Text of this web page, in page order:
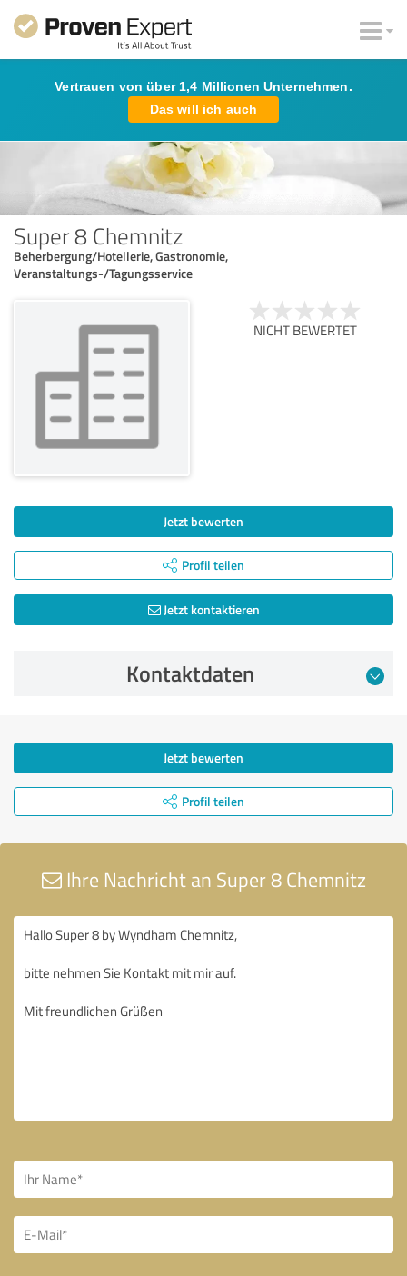
Vertrauen von über 1,4 Millionen Unternehmen.
Das will ich auch
Super 8 Chemnitz
Beherbergung/Hotellerie, Gastronomie,
Veranstaltungs-/Tagungsservice
NICHT BEWERTET
Jetzt bewerten
Profil teilen
Jetzt kontaktieren
Kontaktdaten
Jetzt bewerten
Profil teilen
Ihre Nachricht an Super 8 Chemnitz